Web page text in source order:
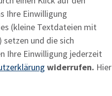
Ihre Einwilligung
(kleine Textdateien mit
und die sich
Ihre Einwilligung jederzeit
widerrufen. Hier
dem
wäre